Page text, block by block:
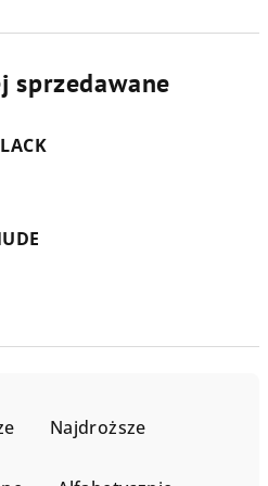
sprzedawane
Najdroższe